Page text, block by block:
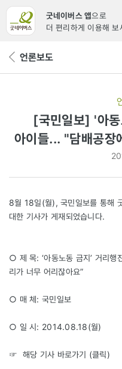
굿네이버스 앱으로
더 편리하게 이용해 보
뒤 언론보도
[국민일보] '아
아이들... "담배공장
8월 18일(월), 국민일보를 통해
대한 기사가 게재되었습니다.
○ 제 목: ‘아동노동 금지’ 거리
리가 너무 어리잖아요”
○ 매 체: 국민일보
○ 일 시: 2014.08.18(월)
☞ 해당 기사 바로가기 (클릭)